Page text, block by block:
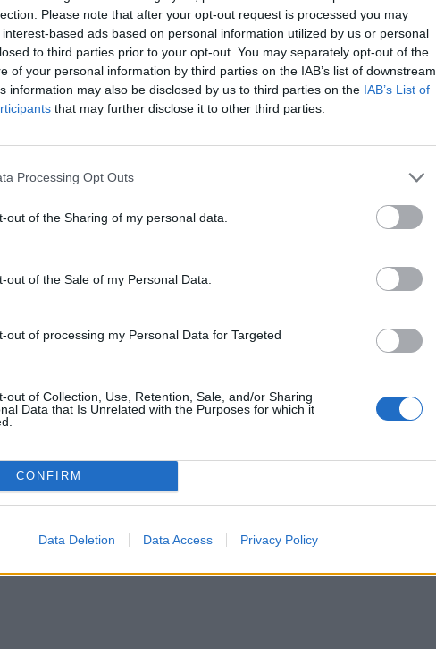
Please note that after your opt-out request is processed you may
based ads based on personal information utilized by us or personal
to third parties prior to your opt-out. You may separately opt-out of the
of your personal information by third parties on the IAB’s list of downstream
information may also be disclosed by us to third parties on the IAB’s List of
that may further disclose it to other third parties.
Processing Opt Outs
out of the Sharing of my personal data.
out of the Sale of my Personal Data.
out of processing my Personal Data for Targeted
out of Collection, Use, Retention, Sale, and/or Sharing
Data that Is Unrelated with the Purposes for which it
CONFIRM
Data Deletion Data Access Privacy Policy